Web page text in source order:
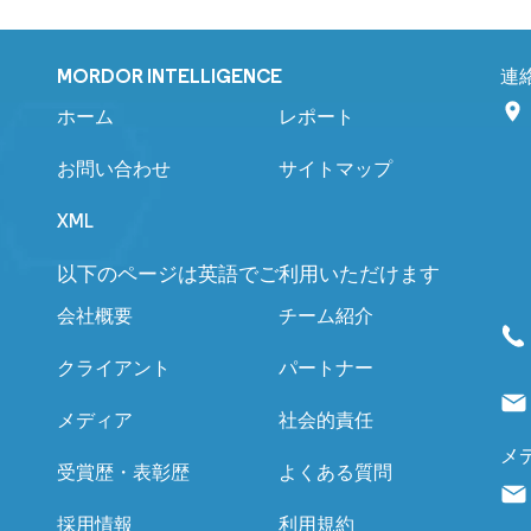
MORDOR INTELLIGENCE
ホーム レポート
お問い合わせ サイトマップ
XML
以下のページは英語でご利用いただけます
会社概要 チーム紹介
クライアント パートナー
メディア 社会的責任
受賞歴・表彰歴 よくある質問
採用情報 利用規約
連
メ